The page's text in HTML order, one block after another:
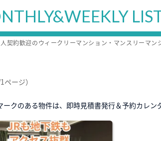
ージ）
ークのある物件は、即時見積書発行＆予約カレン
契約歓迎のウィークリーマンション・マンスリーマ